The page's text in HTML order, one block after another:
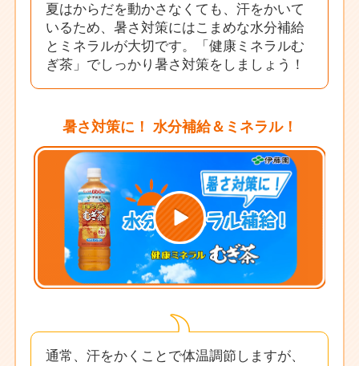
夏はからだを動かさなくても、汗をかいて
いるため、暑さ対策にはこまめな水分補給
とミネラルが大切です。
「健康ミネラルむ
ぎ茶」でしっかり暑さ対策をしましょう！
暑さ対策に！ 水分補給＆ミネラル！
通常、汗をかくことで体温調節しますが、